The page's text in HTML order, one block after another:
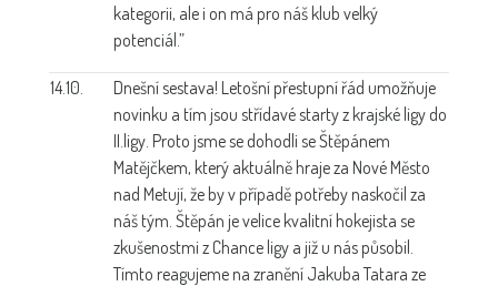
kategorii, ale i on má pro náš klub velký
potenciál.”
14.10. Dnešní sestava! Letošní přestupní řád umožňuje
novinku a tím jsou střídavé starty z krajské ligy do
II.ligy. Proto jsme se dohodli se Štěpánem
Matějčkem, který aktuálně hraje za Nové Město
nad Metují, že by v případě potřeby naskočil za
náš tým. Štěpán je velice kvalitní hokejista se
zkušenostmi z Chance ligy a již u nás působil.
Tímto reagujeme na zranění Jakuba Tatara ze